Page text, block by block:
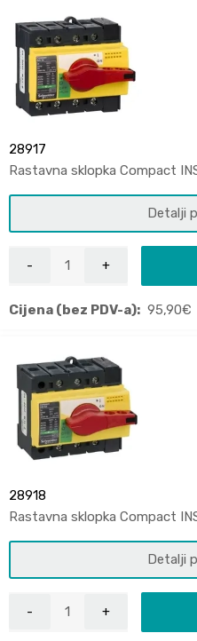
28917
Rastavna sklopka Compact
Detalji
Cijena (bez PDV-a): 95,90€
28918
Rastavna sklopka Compact
Detalji